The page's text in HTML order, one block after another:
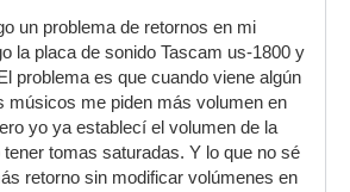
un problema de retornos en mi
la placa de sonido Tascam us-1800 y
problema es que cuando viene algún
músicos me piden más volumen en
yo ya establecí el volumen de la
tomas saturadas. Y lo que no sé
retorno sin modificar volúmenes en